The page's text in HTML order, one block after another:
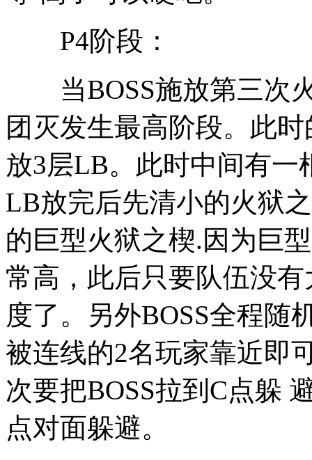
P4阶段：
当BOSS施放第三次火
团灭发生最高阶段。此
放3层LB。此时中间有一
LB放完后先清小的火狱
的巨型火狱之楔.因为巨
常高，此后只要队伍没
度了。另外BOSS全程随
被连线的2名玩家靠近即
次要把BOSS拉到C点躲
点对面躲避。